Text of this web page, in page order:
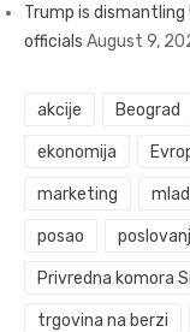
Trump is
officials August 9,
akcije Beograd
ekonomija
marketing
posao
Privredna komora
trgovina na berzi